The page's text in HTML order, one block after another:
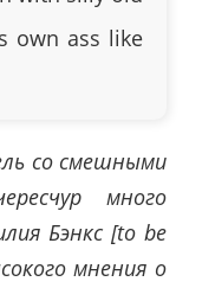
own ass like
со смешными
много
Бэнкс [to be
мнения о